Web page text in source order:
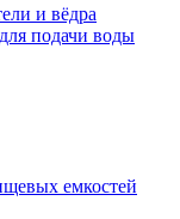
и вёдра
подачи воды
емкостей